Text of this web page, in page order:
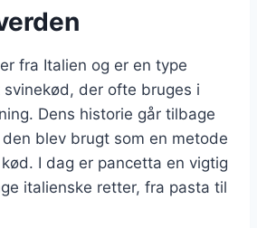
fra Italien og er en type
der ofte bruges i
Dens historie går tilbage
blev brugt som en metode
I dag er pancetta en vigtig
italienske retter, fra pasta til